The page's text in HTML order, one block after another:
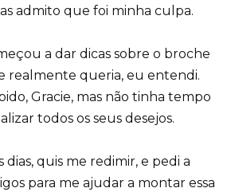
admito que foi minha culpa.
a dar dicas sobre o broche
realmente queria, eu entendi.
Gracie, mas não tinha tempo
todos os seus desejos.
dias, quis me redimir, e pedi a
para me ajudar a montar essa